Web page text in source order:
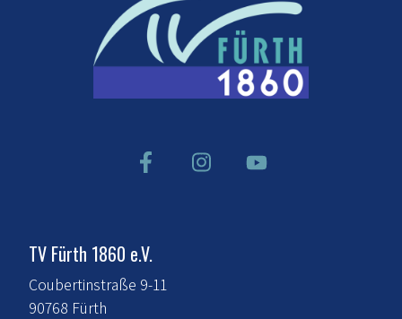
TV Fürth 1860 e.V.
Coubertinstraße 9-11
90768 Fürth